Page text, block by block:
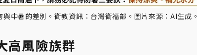
與中暑的差別。衛教資訊：台灣衛福部。圖片來源：AI生成。
高風險族群